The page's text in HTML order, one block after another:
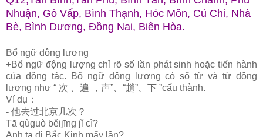
Nhuận, Gò Vấp, Bình Thạnh, Hóc Môn, Củ Chi, Nhà
Bè, Bình Dương, Đồng Nai, Biên Hòa.
Bổ ngữ động lượng
+Bổ ngữ động lượng chỉ rõ số lần phát sinh hoặc tiến hành
của động tác. Bổ ngữ động lượng có số từ và từ động
lượng như “ 次 、遍 ，声” “趟” 、下 ”cấu thành.
Ví dụ ：
- 他去过北京几次？
Tā qùguò běijīng jǐ cì?
Anh ta đi Bắc Kinh mấy lần?